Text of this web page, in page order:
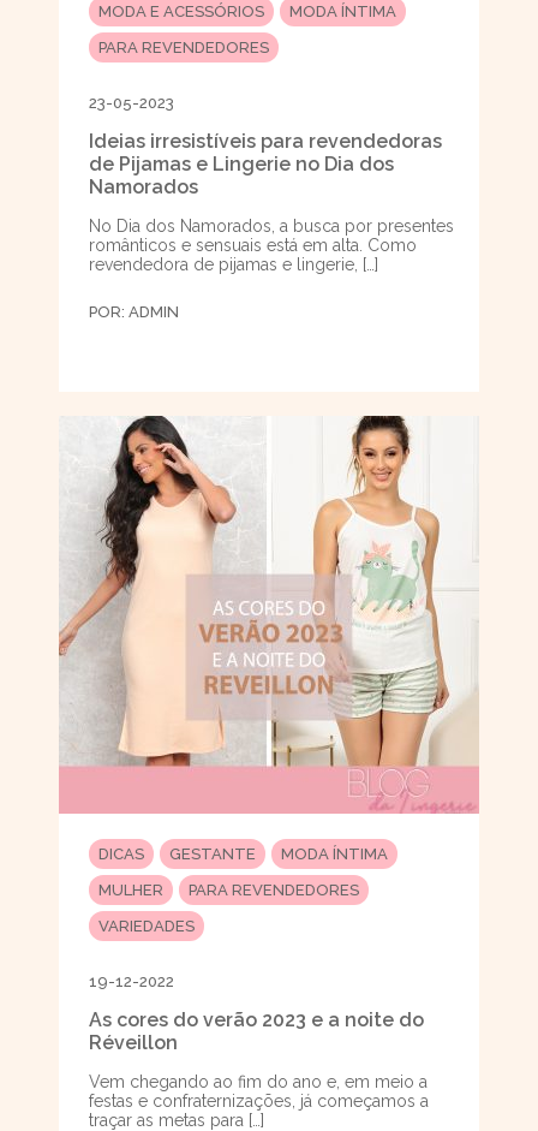
MODA E ACESSÓRIOS
MODA ÍNTIMA
PARA REVENDEDORES
23-05-2023
Ideias irresistíveis para revendedoras
de Pijamas e Lingerie no Dia dos
Namorados
No Dia dos Namorados, a busca por presentes
românticos e sensuais está em alta. Como
revendedora de pijamas e lingerie, […]
POR: ADMIN
DICAS GESTANTE
MODA ÍNTIMA
MULHER
PARA REVENDEDORES
VARIEDADES
19-12-2022
As cores do verão 2023 e a noite do
Réveillon
Vem chegando ao fim do ano e, em meio a
festas e confraternizações, já começamos a
traçar as metas para […]